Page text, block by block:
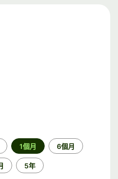
1個月 6個月
5年